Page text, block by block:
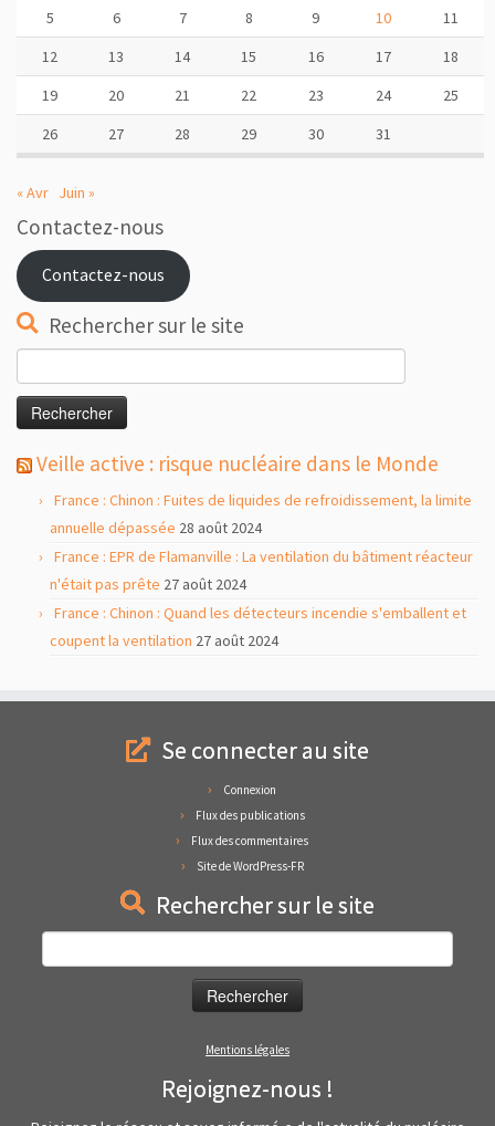
5
6 7 8 9 10
11
12
13 14 15 16 17
18
19
20 21 22 23 24
25
26
27 28 29 30 31
« Avr Juin »
Contactez-nous
Contactez-nous
Rechercher sur le site
Veille active : risque nucléaire dans le Monde
France : Chinon : Fuites de liquides de refroidissement, la limite
annuelle dépassée 28 août 2024
France : EPR de Flamanville : La ventilation du bâtiment réacteur
n'était pas prête 27 août 2024
France : Chinon : Quand les détecteurs incendie s'emballent et
coupent la ventilation 27 août 2024
Se connecter au site
Connexion
Flux des publications
Flux des commentaires
Site de WordPress-FR
Rechercher sur le site
Mentions légales
Rejoignez-nous !